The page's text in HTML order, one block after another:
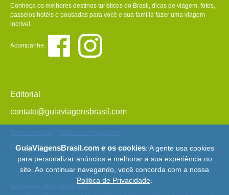
Conheça os melhores destinos turísticos do Brasil, dicas de viagem, fotos,
passeios hotéis e pousadas para você e sua família fazer uma viagem
incrível.
Acompanhe:
Editorial
contato@guiaviagensbrasil.com
Termos de Uso
Política de Privacidade
© Copyright 2013 - 2026 - Guia Viagens Brasil -Mapa do Site
Nenhuma obra deste site
GuiaViagensBrasil.com e os cookies: A gente usa cookies
para personalizar anúncios e melhorar a sua experiência no
site. Ao continuar navegando, você concorda com a nossa
Política de Privacidade